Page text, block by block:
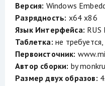
Версия: Windows
Разрядность: x64 x86
Язык Интерфейса: RUS
Таблетка: не
Первоисточник:
Автор сборки: by
Размер двух образов: